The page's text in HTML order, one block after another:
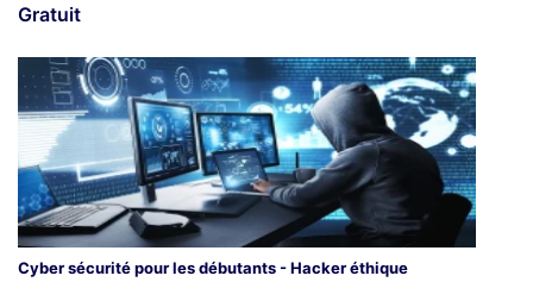
Gratuit
Cyber sécurité pour les débutants - Hacker éthique